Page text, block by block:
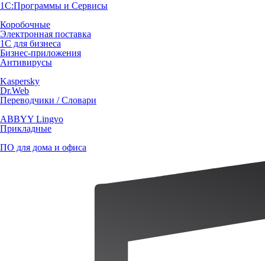
1С:Программы и Сервисы
Коробочные
Электронная поставка
1С для бизнеса
Бизнес-приложения
Антивирусы
Kaspersky
Dr.Web
Переводчики / Словари
ABBYY Lingvo
Прикладные
ПО для дома и офиса